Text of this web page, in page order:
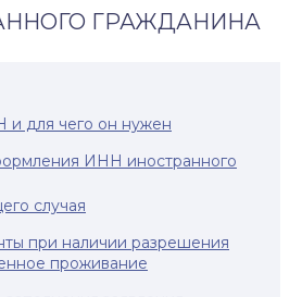
ГРАЖДАНИНА
и для чего он нужен
ИНН иностранного
случая
при наличии разрешения
проживание